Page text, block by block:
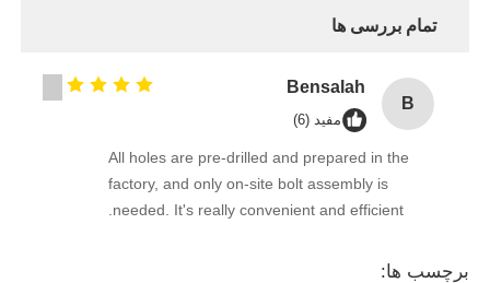
تمام بررسی ها
B
Bensalah
مفید (6)
All holes are pre-drilled and prepared in the
factory, and only on-site bolt assembly is
needed. It's really convenient and efficient.
برچسب ها: